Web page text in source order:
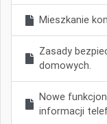
Mieszkanie
Zasady
domowych.
Nowe
informacji